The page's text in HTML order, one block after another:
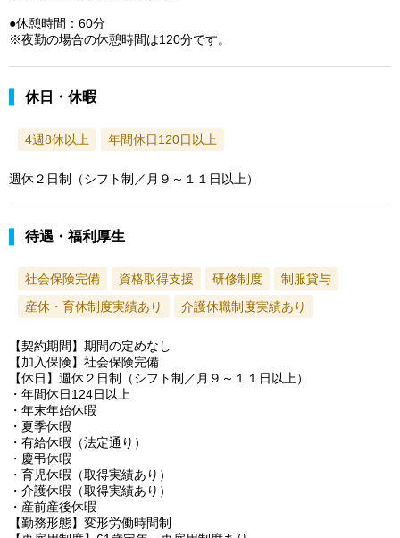
●休憩時間：60分
※夜勤の場合の休憩時間は120分です。
休日・休暇
4週8休以上 年間休日120日以上
週休２日制（シフト制／月９～１１日以上）
待遇・福利厚生
社会保険完備 資格取得支援 研修制度
制服貸与
産休・育休制度実績あり
介護休職制度実績あり
【契約期間】期間の定めなし
【加入保険】社会保険完備
【休日】週休２日制（シフト制／月９～１１日以上）
・年間休日124日以上
・年末年始休暇
・夏季休暇
・有給休暇（法定通り）
・慶弔休暇
・育児休暇（取得実績あり）
・介護休暇（取得実績あり）
・産前産後休暇
【勤務形態】変形労働時間制